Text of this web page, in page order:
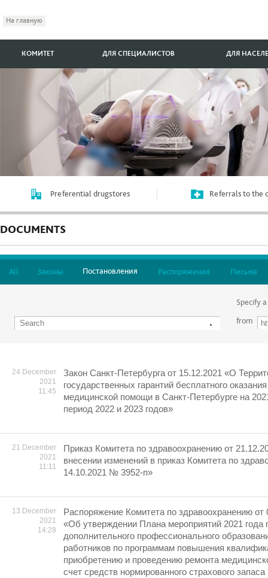
На главную
КОМИТЕТ ДЛЯ СПЕЦИАЛИСТОВ ДЛЯ
Preferential drugstores Referrals to the
DOCUMENTS
All Законы Постановления Распоряжения Письма
Specify
from
24 December
2021
11:45
Закон Санкт-Петербурга от 15.12.2021 «О
государственных гарантий бесплатного
медицинской помощи в Санкт-Петербурге на
период 2022 и 2023 годов»
21 December
2021
11:11
Приказ Комитета по здравоохранению от
внесении изменений в приказ Комитета по
14.10.2021 № 3952-п»
13 December
2021
14:28
Распоряжение Комитета по здравоохранению
«Об утверждении Плана мероприятий 2021 года
дополнительного профессионального
работников по программам повышения
приобретению и проведению ремонта
счет средств нормированного страхового запаса